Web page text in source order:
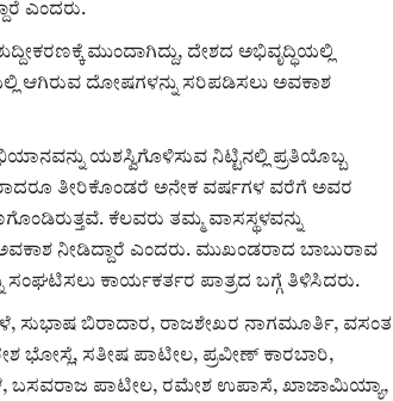
ಎಂದರು.
ಮುಂದಾಗಿದ್ದು, ದೇಶದ ಅಭಿವೃದ್ಧಿಯಲ್ಲಿ
ಆಗಿರುವ ದೋಷಗಳನ್ನು ಸರಿಪಡಿಸಲು ಅವಕಾಶ
ಯಶಸ್ವಿಗೊಳಿಸುವ ನಿಟ್ಟಿನಲ್ಲಿ ಪ್ರತಿಯೊಬ್ಬ
ತೀರಿಕೊಂಡರೆ ಅನೇಕ ವರ್ಷಗಳ ವರೆಗೆ ಅವರ
ಕೆಲವರು ತಮ್ಮ ವಾಸಸ್ಥಳವನ್ನು
ನೀಡಿದ್ದಾರೆ ಎಂದರು. ಮುಖಂಡರಾದ ಬಾಬುರಾವ
ಕಾರ್ಯಕರ್ತರ ಪಾತ್ರದ ಬಗ್ಗೆ ತಿಳಿಸಿದರು.
ಸುಭಾಷ ಬಿರಾದಾರ, ರಾಜಶೇಖರ ನಾಗಮೂರ್ತಿ, ವಸಂತ
ಭೋಸ್ಲೆ, ಸತೀಷ ಪಾಟೀಲ, ಪ್ರವೀಣ್ ಕಾರಬಾರಿ,
ಬಸವರಾಜ ಪಾಟೀಲ, ರಮೇಶ ಉಪಾಸೆ, ಖಾಜಾಮಿಯ್ಯಾ,